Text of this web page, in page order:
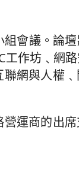
會議。論
工作坊﹑網
網與人權
運商的出